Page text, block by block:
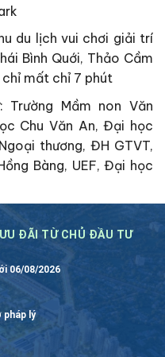
du lịch vui chơi giải trí
Bình Quới, Thảo Cầm
chỉ mất chỉ 7 phút
Trường Mầm non Văn
Chu Văn An, Đại học
thương, ĐH GTVT,
Bàng, UEF, Đại học
ĐÃI TỪ CHỦ ĐẦU TƯ
06/08/2026
pháp lý